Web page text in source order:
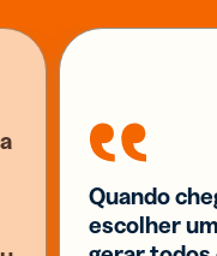
Quando
escolher